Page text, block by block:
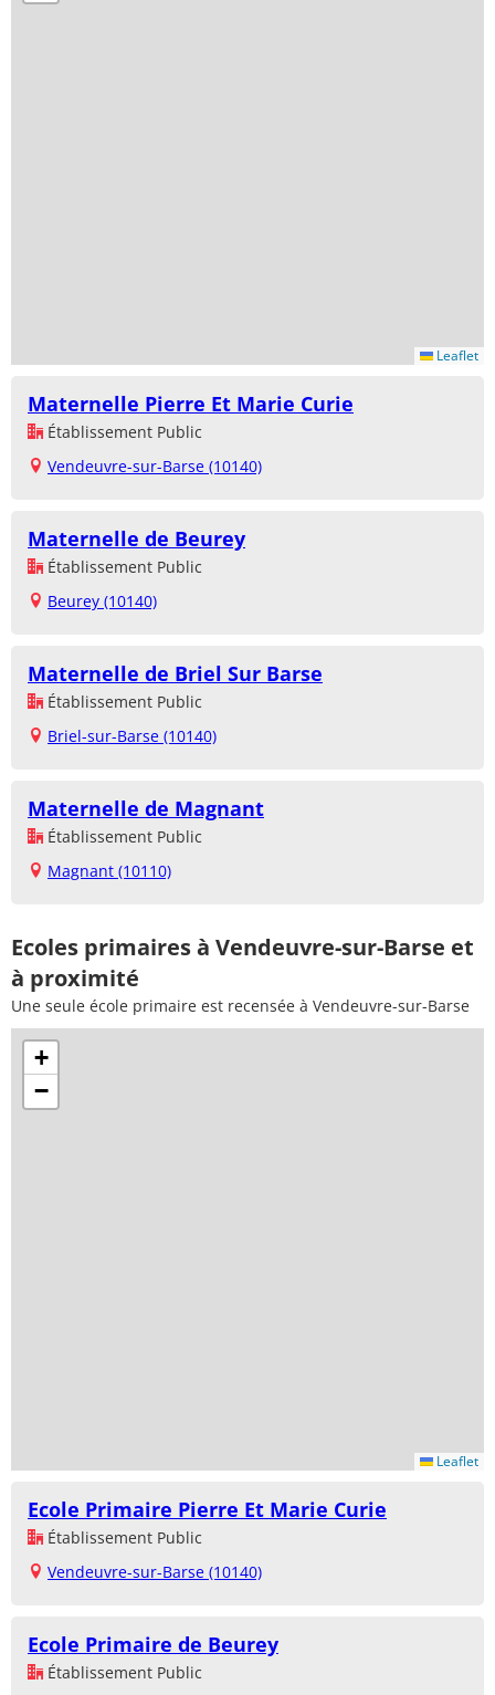
Leaflet
Maternelle Pierre Et Marie Curie
Établissement Public
Vendeuvre-sur-Barse (10140)
Maternelle de Beurey
Établissement Public
Beurey (10140)
Maternelle de Briel Sur Barse
Établissement Public
Briel-sur-Barse (10140)
Maternelle de Magnant
Établissement Public
Magnant (10110)
Ecoles primaires à Vendeuvre-sur-Barse et
à proximité
Une seule école primaire est recensée à Vendeuvre-sur-Barse
+
−
Leaflet
Ecole Primaire Pierre Et Marie Curie
Établissement Public
Vendeuvre-sur-Barse (10140)
Ecole Primaire de Beurey
Établissement Public